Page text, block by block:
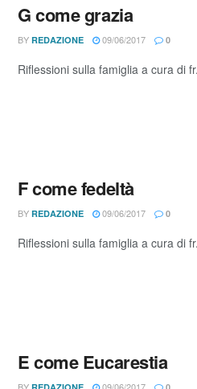
G come grazia
BY REDAZIONE 09/06/2017 0
Riflessioni sulla famiglia a cura di
F come fedeltà
BY REDAZIONE 09/06/2017 0
Riflessioni sulla famiglia a cura di
E come Eucarestia
BY 09/06/2017